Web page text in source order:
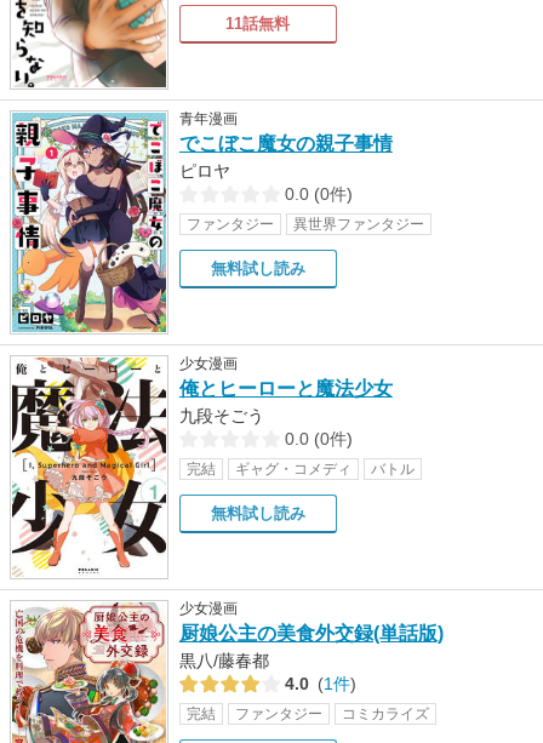
11話無料
青年漫画
でこぼこ魔女の親子事情
ピロヤ
0.0 (0件)
ファンタジー 異世界ファンタジー
無料試し読み
少女漫画
俺とヒーローと魔法少女
九段そごう
0.0 (0件)
完結 ギャグ・コメディ バトル
無料試し読み
少女漫画
厨娘公主の美食外交録(単話版)
黒八/藤春都
4.0 (1件)
完結 ファンタジー コミカライズ